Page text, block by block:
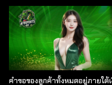
คำขอของลูกค้าทั้งหมดอยู่ภายใต้